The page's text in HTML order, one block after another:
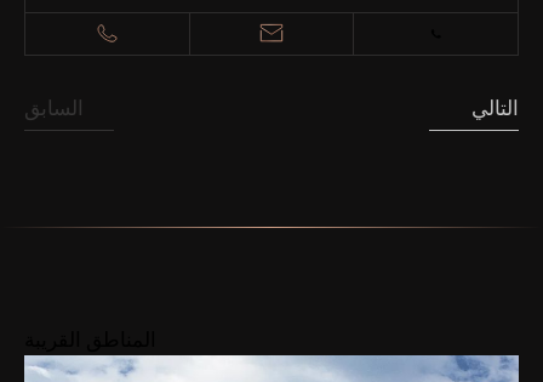
السابق التالي